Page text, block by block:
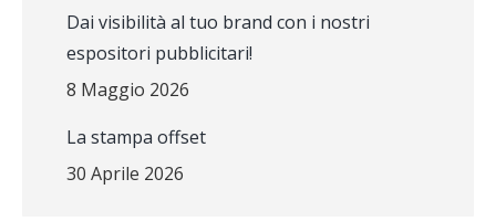
Dai visibilità al tuo brand con i nostri
espositori pubblicitari!
8 Maggio 2026
La stampa offset
30 Aprile 2026